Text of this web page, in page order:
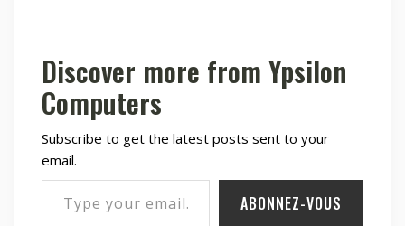
Discover more from Ypsilon
Computers
Subscribe to get the latest posts sent to your
email.
Type your email…
ABONNEZ-VOUS